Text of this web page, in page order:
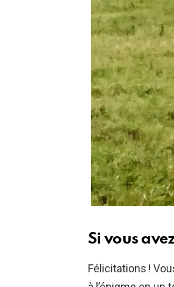
Si vous
Félicitations !